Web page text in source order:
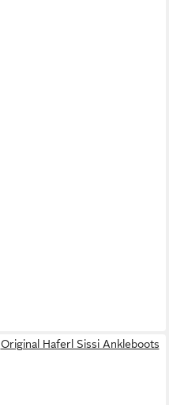
Original Haferl Sissi Ankleboots